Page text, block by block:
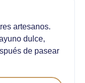
artesanos.
dulce,
de pasear